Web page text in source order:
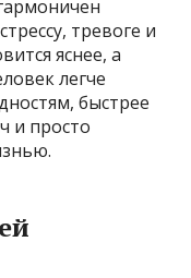
тревоге и
яснее, а
легче
быстрее
и просто